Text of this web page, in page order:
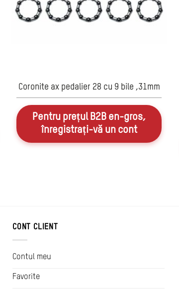
Coronite ax pedalier 28 cu 9 bile ,31mm
Pentru prețul B2B en-gros,
înregistrați-vă un cont
CONT CLIENT
Contul meu
Favorite